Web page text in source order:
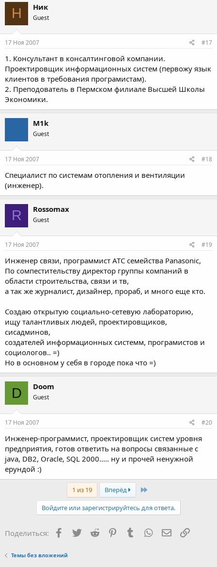
Н Ник
Guest
17 Ноя 2007 #17
1. Консультант в консалтинговой компании.
Проектировщик информационных систем (первожу язык
клиентов в требования програмистам).
2. Преподователь в Пермском филиале Высшей Школы
Экономики.
M1k
Guest
17 Ноя 2007 #18
Специалист по системам отопления и вентиляции
(инженер).
R Rossomax
Guest
17 Ноя 2007 #19
Инженер связи, программист АТС семейства Panasonic,
По сомпестительству директор группы компаний в
области строительства, связи и тв,
а так же журналист, дизайнер, прораб, и много еще кто.
Создаю открытую социально-сетевую лабораторию,
ищу талантливых людей, проектировщиков,
сисадминов,
создателей информационных системм, програмистов и
социологов.. =)
Но в основном у себя в городе пока что =)
D Doom
Guest
17 Ноя 2007 #20
Инженер-программист, проектировщик систем уровня
предприятия, готов ответить на вопросы связанные с
java, DB2, Oracle, SQL 2000..... ну и прочей ненужной
ерундой :)
1 из 19 Вперёд Last
Войдите или зарегистрируйтесь для ответа.
Поделиться: Facebook
TwitterReddit PinterestTumblr WhatsApp Ссылка
Темы без вложений